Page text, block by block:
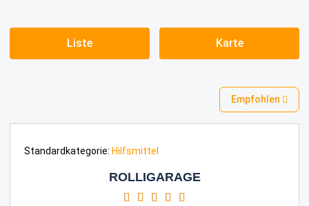
Liste Karte
Empfohlen
Standardkategorie: Hilfsmittel
ROLLIGARAGE